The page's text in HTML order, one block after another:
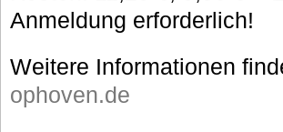
Anmeldung erforderlich!
Weitere Informationen
ophoven.de